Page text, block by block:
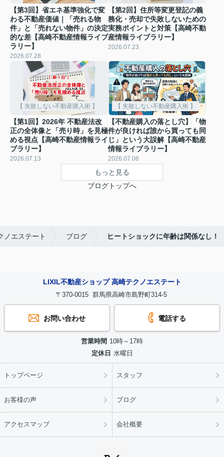
【第3回】省エネ基準強化で変
わる不動産価値｜「売れる物
件」と「売れない物件」の決定
的な差【高崎不動産情報ライブ
ラリー】
2026.07.28
【第2回】住所等変更登記の義
務化・売却で失敗しないための
実務ポイントと対策【高崎不動
産情報ライブラリー】
2026.07.23
【 失敗しない不動産購入術 】
【第1回】2026年 不動産法改
正の全体像と「売り時」を見極
める視点【高崎不動産情報ライ
ブラリー】
2026.07.13
【 失敗しない不動産購入術 】
【不動産購入の落とし穴】「物
件が良ければ誰から買っても同
じ」という大誤解【高崎不動産
情報ライブラリー】
2026.07.06
もっと見る
ブログトップへ
ノエステート ブログ ヒートショックに年齢は関係なし！
LIXIL不動産ショップ 高崎テクノエステート
〒370-0015 群馬県高崎市島野町314-5
お問い合わせ 電話する
営業時間 10時～17時
定休日 水曜日
トップページ スタッフ
お客様の声 ブログ
アクセスマップ 会社概要